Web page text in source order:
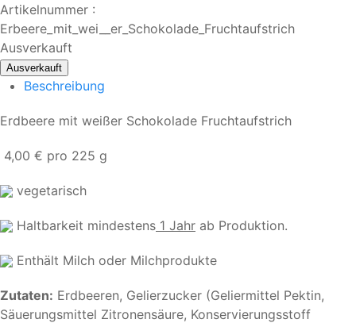
Artikelnummer :
Erbeere_mit_wei__er_Schokolade_Fruchtaufstrich
Ausverkauft
Beschreibung
Erdbeere mit weißer Schokolade Fruchtaufstrich
4,00 € pro 225 g
vegetarisch
Haltbarkeit mindestens 1 Jahr ab Produktion.
Enthält Milch oder Milchprodukte
Zutaten: Erdbeeren, Gelierzucker (Geliermittel Pektin,
Säuerungsmittel Zitronensäure, Konservierungsstoff